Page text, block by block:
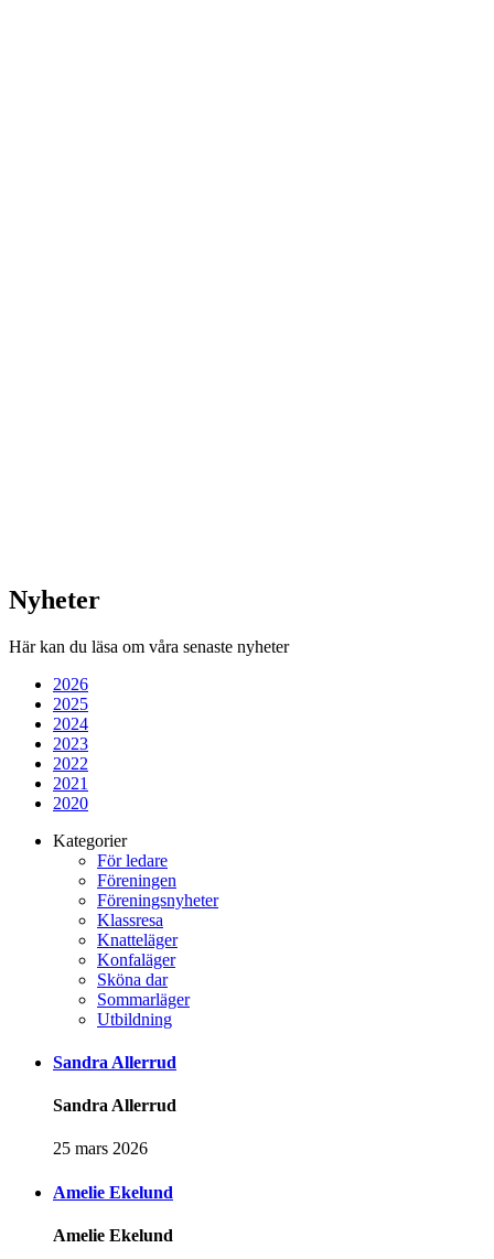
Nyheter
Här kan du läsa om våra senaste nyheter
2026
2025
2024
2023
2022
2021
2020
Kategorier
För ledare
Föreningen
Föreningsnyheter
Klassresa
Knatteläger
Konfaläger
Sköna dar
Sommarläger
Utbildning
Sandra Allerrud
Sandra Allerrud
25 mars 2026
Amelie Ekelund
Amelie Ekelund